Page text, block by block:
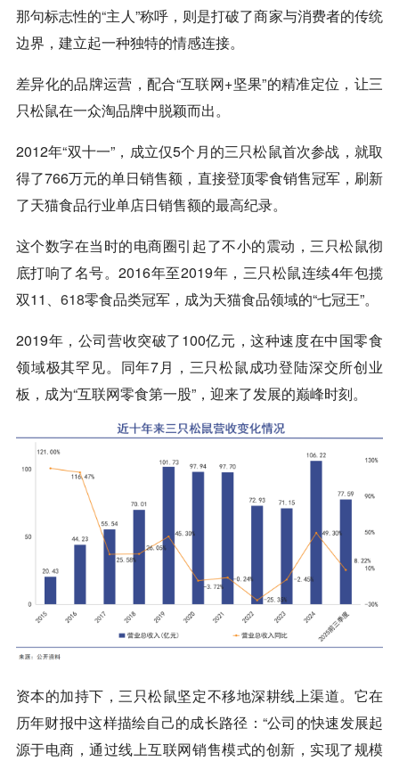
那句标志性的“主人”称呼，则是打破了商家与消费者的传统
边界，建立起一种独特的情感连接。
差异化的品牌运营，配合“互联网+坚果”的精准定位，让三
只松鼠在一众淘品牌中脱颖而出。
2012年“双十一”，成立仅5个月的三只松鼠首次参战，就取
得了766万元的单日销售额，直接登顶零食销售冠军，刷新
了天猫食品行业单店日销售额的最高纪录。
这个数字在当时的电商圈引起了不小的震动，三只松鼠彻
底打响了名号。2016年至2019年，三只松鼠连续4年包揽
双11、 618零食品类冠军，成为天猫食品领域的“七冠王”。
2019年，公司营收突破了100亿元，这种速度在中国零食
领域极其罕见。同年7月，三只松鼠成功登陆深交所创业
板，成为“互联网零食第一股”，迎来了发展的巅峰时刻。
资本的加持下，三只松鼠坚定不移地深耕线上渠道。它在
历年财报中这样描绘自己的成长路径：“公司的快速发展起
源于电商，通过线上互联网销售模式的创新，实现了规模